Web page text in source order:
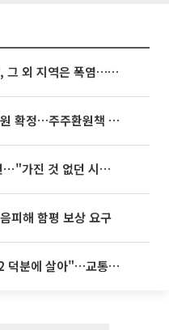
동해안은 시간당 80㎜ 폭우, 그 외 지역은 폭염…‘극과 극 날씨’
SK하이닉스, 분기배당 375원 확정…주주환원책 9월로 앞당겨 발표
임영웅, 어느덧 데뷔 10주년⋯"가진 것 없던 시절, 내 앞엔 20명의 팬뿐"
피해 함평 보상 요구
'굿 윌 헌팅' 배우 "기아 EV2 덕분에 살아"…교통사고 후 안전성 극찬